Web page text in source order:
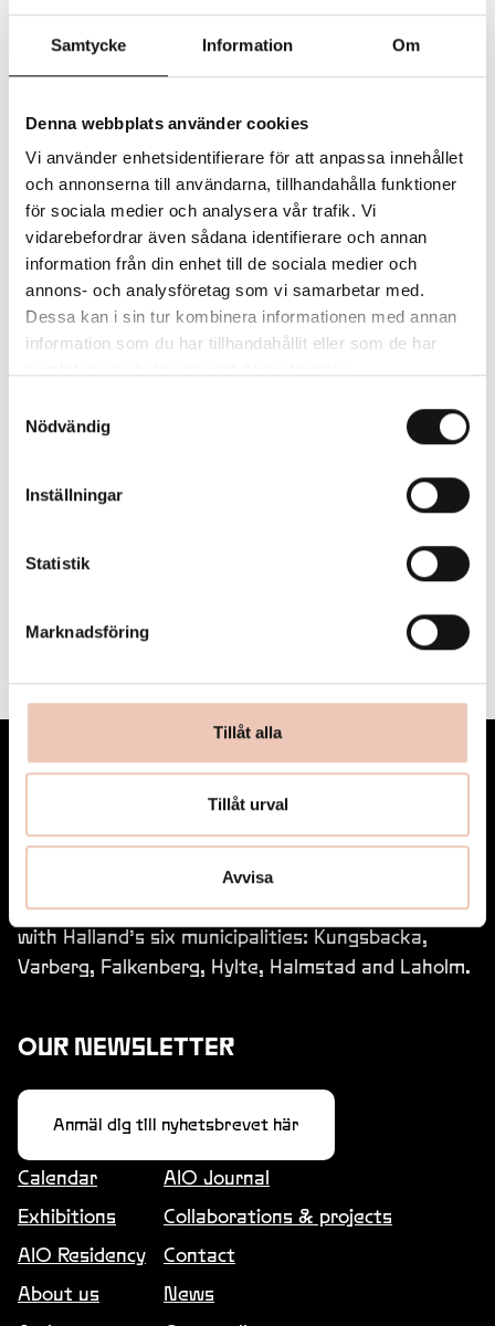
Samtycke Information Om
Denna webbplats använder cookies
Vi använder enhetsidentifierare för att anpassa innehållet
och annonserna till användarna, tillhandahålla funktioner
för sociala medier och analysera vår trafik. Vi
vidarebefordrar även sådana identifierare och annan
information från din enhet till de sociala medier och
annons- och analysföretag som vi samarbetar med.
Dessa kan i sin tur kombinera informationen med annan
information som du har tillhandahållit eller som de har
Nödvändig
Inställningar
Statistik
Marknadsföring
Tillåt alla
Tillåt urval
Avvisa
Gustav Hellberg
Konstverk
ÖN
, ,
Konstverk
VERKSTADEN
, ,
Art Inside Out is run by Region Halland together
with Halland’s six municipalities: Kungsbacka,
Varberg, Falkenberg, Hylte, Halmstad and Laholm.
OUR NEWSLETTER
Anmäl dig till nyhetsbrevet här
Calendar
Exhibitions
AIO Residency
About us
AIO Journal
Collaborations & projects
Contact
News